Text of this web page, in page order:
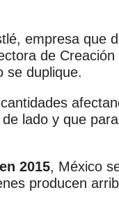
empresa que
de Creación
se duplique.
lado y que
2015, México
producen